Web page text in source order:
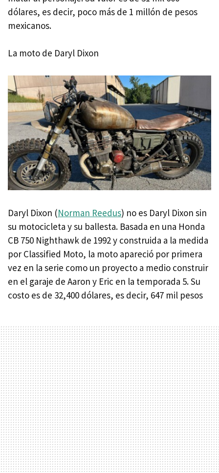
dólares, es decir, poco más de 1 millón de pesos
mexicanos.
La moto de Daryl Dixon
Daryl Dixon (Norman Reedus) no es Daryl Dixon sin
su motocicleta y su ballesta. Basada en una Honda
CB 750 Nighthawk de 1992 y construida a la medida
por Classified Moto, la moto apareció por primera
vez en la serie como un proyecto a medio construir
en el garaje de Aaron y Eric en la temporada 5. Su
costo es de 32,400 dólares, es decir, 647 mil pesos